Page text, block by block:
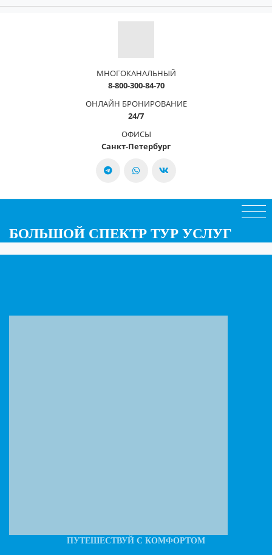
МНОГОКАНАЛЬНЫЙ
8-800-300-84-70
ОНЛАЙН БРОНИРОВАНИЕ
24/7
ОФИСЫ
Санкт-Петербург
БОЛЬШОЙ СПЕКТР ТУР УСЛУГ
ПУТЕШЕСТВУЙ С КОМФОРТОМ